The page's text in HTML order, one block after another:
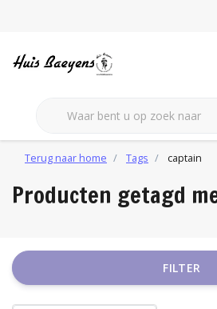
Terug naar home Tags captain
Producten getagd
FILTER